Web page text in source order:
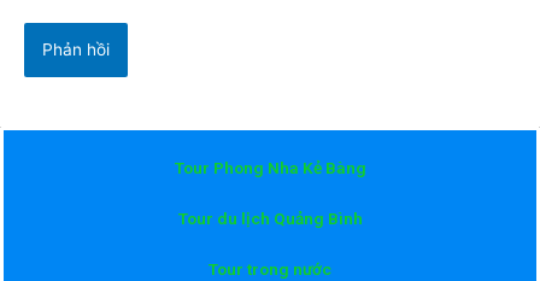
Tour Phong Nha Kẻ Bàng
Tour du lịch Quảng Bình
Tour trong nước